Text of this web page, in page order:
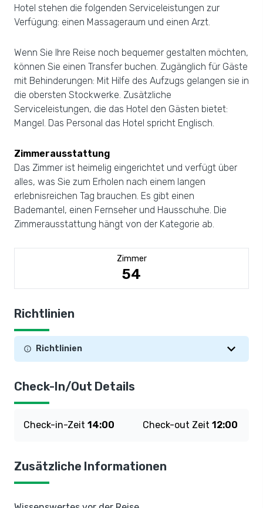
Hotel stehen die folgenden Serviceleistungen zur
Verfügung: einen Massageraum und einen Arzt.
Wenn Sie Ihre Reise noch bequemer gestalten möchten,
können Sie einen Transfer buchen. Zugänglich für Gäste
mit Behinderungen: Mit Hilfe des Aufzugs gelangen sie in
die obersten Stockwerke. Zusätzliche
Serviceleistungen, die das Hotel den Gästen bietet:
Mangel. Das Personal das Hotel spricht Englisch.
Zimmerausstattung
Das Zimmer ist heimelig eingerichtet und verfügt über
alles, was Sie zum Erholen nach einem langen
erlebnisreichen Tag brauchen. Es gibt einen
Bademantel, einen Fernseher und Hausschuhe. Die
Zimmerausstattung hängt von der Kategorie ab.
Zimmer
54
Richtlinien
Richtlinien
Check-In/Out Details
Check-in-Zeit 14:00 Check-out Zeit 12:00
Zusätzliche Informationen